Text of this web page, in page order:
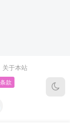
关于本站
款